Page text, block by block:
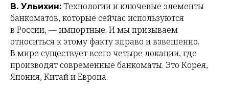
В. Ульихин: Технологии и ключевые элементы
банкоматов, которые сейчас используются
в России, — импортные. И мы призываем
относиться к этому факту здраво и взвешенно.
В мире существует всего четыре локации, где
производят современные банкоматы. Это Корея,
Япония, Китай и Европа.